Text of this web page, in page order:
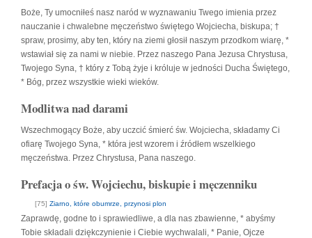
Boże, Ty umocniłeś nasz naród w wyznawaniu Twego imienia przez
nauczanie i chwalebne męczeństwo świętego Wojciecha, biskupa; †
spraw, prosimy, aby ten, który na ziemi głosił naszym przodkom wiarę, *
wstawiał się za nami w niebie. Przez naszego Pana Jezusa Chrystusa,
Twojego Syna, † który z Tobą żyje i króluje w jedności Ducha Świętego,
* Bóg, przez wszystkie wieki wieków.
Modlitwa nad darami
Wszechmogący Boże, aby uczcić śmierć św. Wojciecha, składamy Ci
ofiarę Twojego Syna, * która jest wzorem i źródłem wszelkiego
męczeństwa. Przez Chrystusa, Pana naszego.
Prefacja o św. Wojciechu, biskupie i męczenniku
[75] Ziarno, które obumrze, przynosi plon
Zaprawdę, godne to i sprawiedliwe, a dla nas zbawienne, * abyśmy
Tobie składali dziękczynienie i Ciebie wychwalali, * Panie, Ojcze